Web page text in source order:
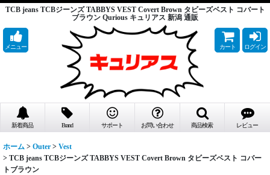
TCB jeans TCBジーンズ TABBYS VEST Covert Brown タビーズベスト コバート
ブラウン Qurious キュリアス 新潟 通販
メニュー カート ログイン
新着商品 Brand サポート お問い合わせ 商品検索 レビュー
ホーム > Outer > Vest
> TCB jeans TCBジーンズ TABBYS VEST Covert Brown タビーズベスト コバー
トブラウン